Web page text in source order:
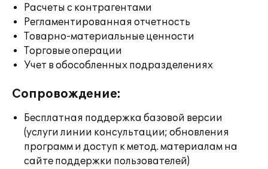
Расчеты с контрагентами
Регламентированная отчетность
Товарно-материальные ценности
Торговые операции
Учет в обособленных подразделениях
Сопровождение:
Бесплатная поддержка базовой версии
(услуги линии консультации; обновления
программ и доступ к метод. материалам на
сайте поддержки пользователей)